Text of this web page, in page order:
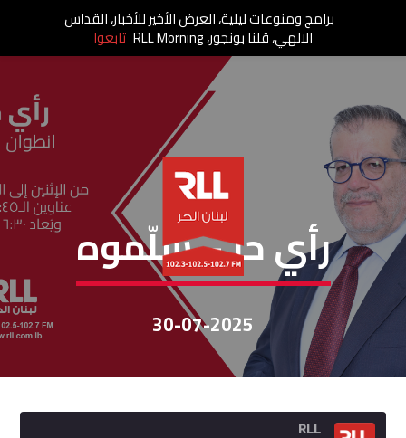
رأي حر
رأي حر – سلّموه
30-07-2025
RLL
برامج ومنوعات ليلية، العرض الأخير للأخبار، القداس
الالهي، قلنا بونجور، RLL Morning تابعوا